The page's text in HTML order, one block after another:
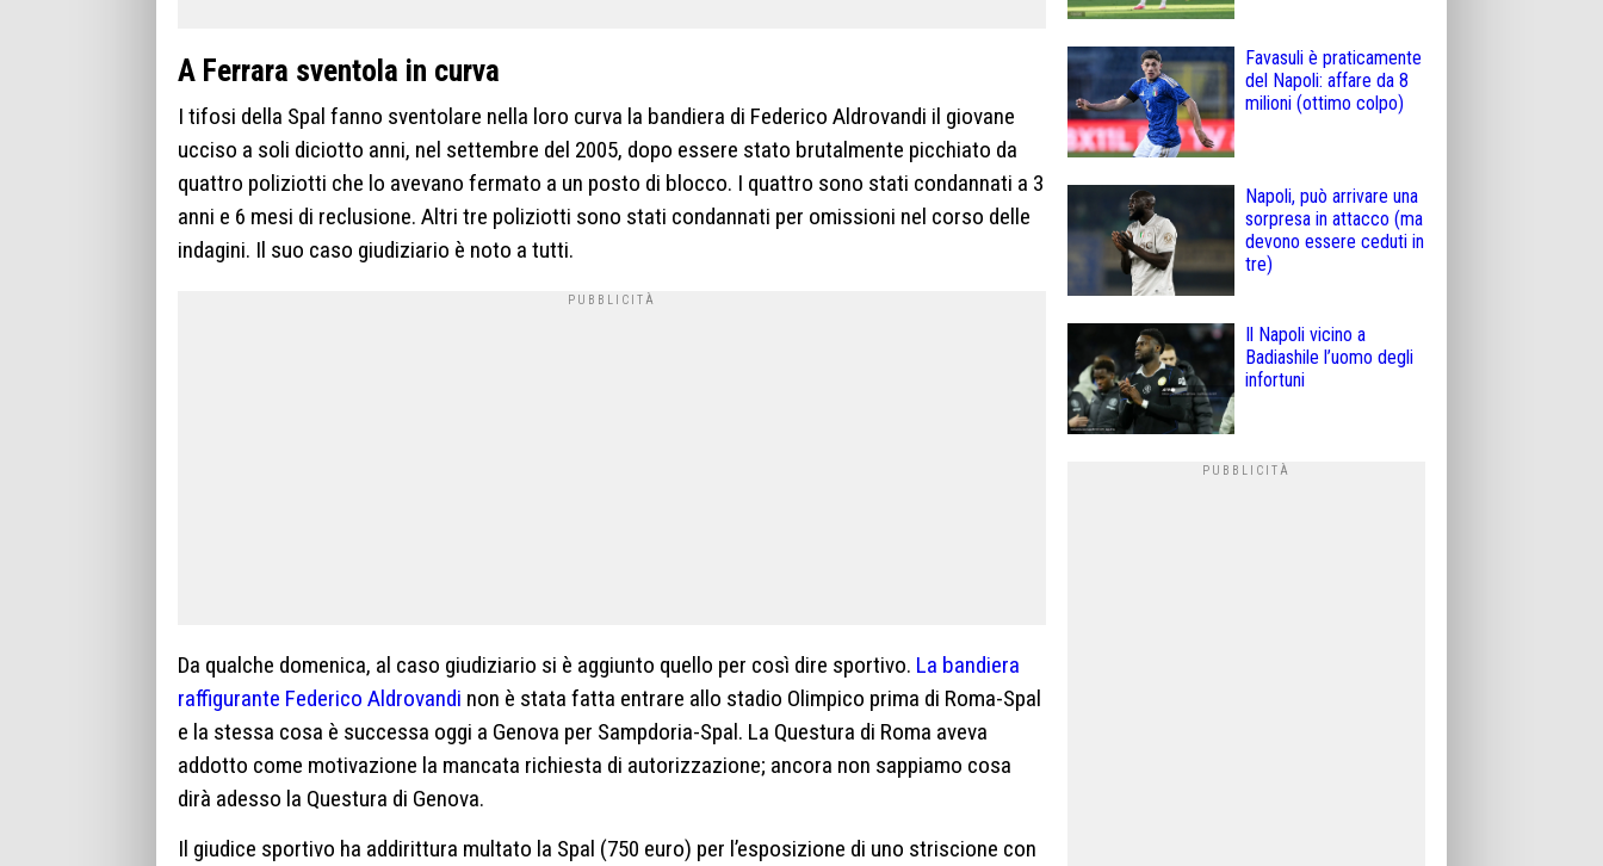
A Ferrara sventola in curva
I tifosi della Spal fanno sventolare nella loro curva la bandiera di Federico Aldrovandi il giovane
ucciso a soli diciotto anni, nel settembre del 2005, dopo essere stato brutalmente picchiato da
quattro poliziotti che lo avevano fermato a un posto di blocco. I quattro sono stati condannati a 3
anni e 6 mesi di reclusione. Altri tre poliziotti sono stati condannati per omissioni nel corso delle
indagini. Il suo caso giudiziario è noto a tutti.
Da qualche domenica, al caso giudiziario si è aggiunto quello per così dire sportivo. La bandiera
raffigurante Federico Aldrovandi non è stata fatta entrare allo stadio Olimpico prima di Roma-Spal
e la stessa cosa è successa oggi a Genova per Sampdoria-Spal. La Questura di Roma aveva
addotto come motivazione la mancata richiesta di autorizzazione; ancora non sappiamo cosa
dirà adesso la Questura di Genova.
Il giudice sportivo ha addirittura multato la Spal (750 euro) per l’esposizione di uno striscione con
Favasuli è praticamente
del Napoli: affare da 8
milioni (ottimo colpo)
Napoli, può arrivare una
sorpresa in attacco (ma
devono essere ceduti in
tre)
Il Napoli vicino a
Badiashile l’uomo degli
infortuni